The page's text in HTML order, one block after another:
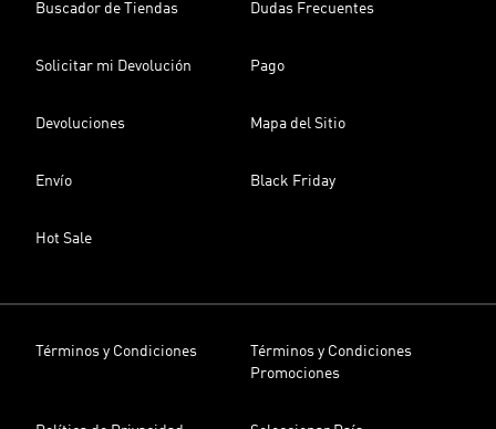
Buscador de Tiendas Dudas Frecuentes
Solicitar mi Devolución Pago
Devoluciones Mapa del Sitio
Envío Black Friday
Hot Sale
Términos y Condiciones
Términos y Condiciones
Promociones